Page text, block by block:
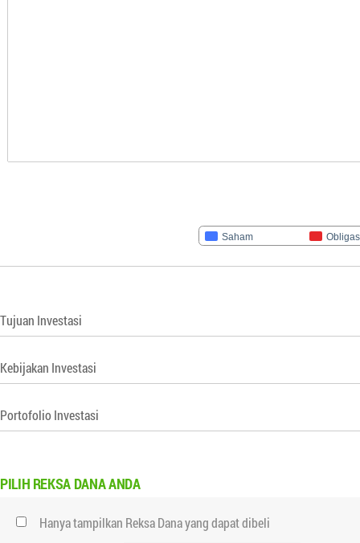
Saham
Tujuan Investasi
Kebijakan Investasi
Portofolio Investasi
PILIH REKSA DANA ANDA
Hanya tampilkan Reksa Dana yang dapat dibeli